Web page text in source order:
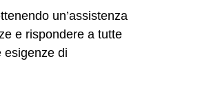
un’assistenza
e rispondere a tutte
esigenze di